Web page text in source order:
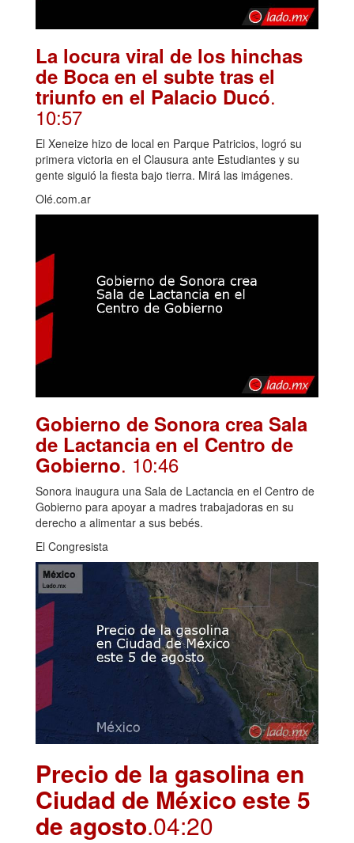
La locura viral de los hinchas
de Boca en el subte tras el
triunfo en el Palacio Ducó.
10:57
El Xeneize hizo de local en Parque Patricios, logró su
primera victoria en el Clausura ante Estudiantes y su
gente siguió la fiesta bajo tierra. Mirá las imágenes.
Olé.com.ar
Gobierno de Sonora crea Sala
de Lactancia en el Centro de
Gobierno. 10:46
Sonora inaugura una Sala de Lactancia en el Centro de
Gobierno para apoyar a madres trabajadoras en su
derecho a alimentar a sus bebés.
El Congresista
Precio de la gasolina en
Ciudad de México este 5
de agosto.04:20